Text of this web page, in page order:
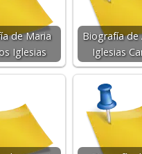
de Maria
Iglesias
Biografía de
Iglesias